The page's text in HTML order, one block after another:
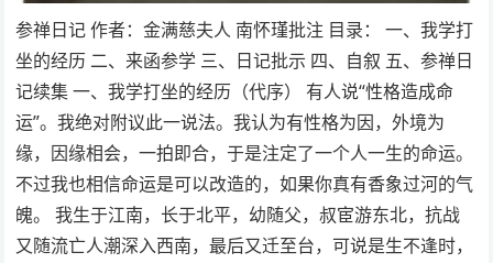
参禅日记 作者：金满慈夫人 南怀瑾批注 目录： 一、我学打
坐的经历 二、来函参学 三、日记批示 四、自叙 五、参禅日
记续集 一、我学打坐的经历（代序） 有人说“性格造成命
运”。我绝对附议此一说法。我认为有性格为因，外境为
缘，因缘相会，一拍即合，于是注定了一个人一生的命运。
不过我也相信命运是可以改造的，如果你真有香象过河的气
魄。 我生于江南，长于北平，幼随父，叔宦游东北，抗战
又随流亡人潮深入西南，最后又迁至台，可说是生不逢时，